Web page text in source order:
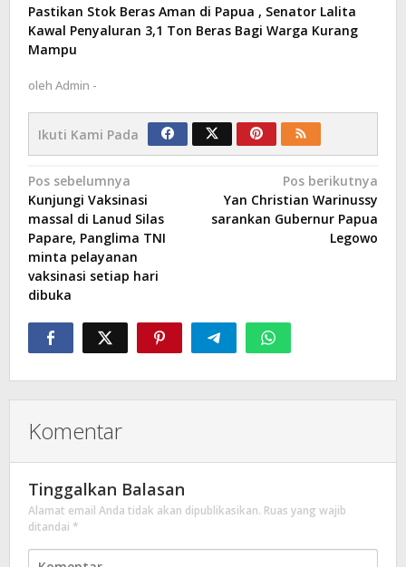
Pastikan Stok Beras Aman di Papua , Senator Lalita
Kawal Penyaluran 3,1 Ton Beras Bagi Warga Kurang
Mampu
oleh Admin -
Ikuti Kami Pada
Navigasi
pos
Pos sebelumnya
Kunjungi Vaksinasi
massal di Lanud Silas
Papare, Panglima TNI
minta pelayanan
vaksinasi setiap hari
dibuka
Pos berikutnya
Yan Christian Warinussy
sarankan Gubernur Papua
Legowo
Komentar
Tinggalkan Balasan
Alamat email Anda tidak akan dipublikasikan. Ruas yang wajib
ditandai *